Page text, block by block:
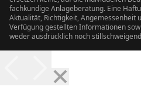
fachkundige Anlageberatung. Eine
Aktualität, Richtigkeit, Angemessenheit
Verfügung gestellten Informationen
weder ausdrücklich noch